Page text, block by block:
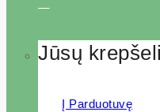
Jūsų
Į Parduotuvę